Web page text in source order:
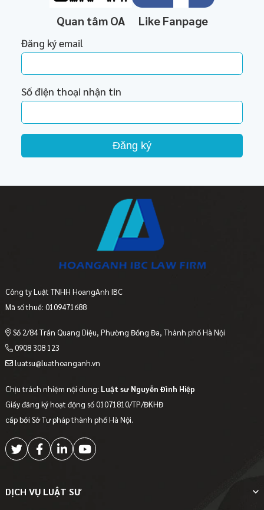
Quan tâm OA Like Fanpage
Đăng ký email
Số điện thoại nhận tin
Đăng ký
Công ty Luật TNHH HoangAnh IBC
Mã số thuế: 0109471688
Số 2/84 Trần Quang Diệu, Phường Đống Đa, Thành phố Hà Nội
0908 308 123
luatsu@luathoanganh.vn
Chịu trách nhiệm nội dung: Luật sư Nguyễn Đình Hiệp
Giấy đăng ký hoạt động số 01071810/TP/ĐKHĐ
cấp bởi Sở Tư pháp thành phố Hà Nội.
DỊCH VỤ LUẬT SƯ